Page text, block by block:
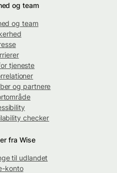
og team
og team
tjeneste
og partnere
checker
fra Wise
til udlandet
konto